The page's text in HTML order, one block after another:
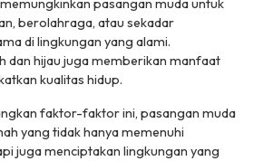
pasangan muda untuk
berolahraga, atau sekadar
di lingkungan yang alami.
dan hijau juga memberikan manfaat
kualitas hidup.
faktor-faktor ini, pasangan muda
yang tidak hanya memenuhi
juga menciptakan lingkungan yang